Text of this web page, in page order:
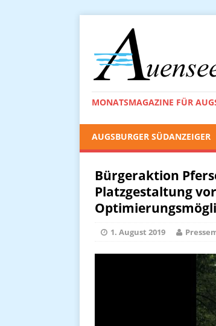
MONATSMAGAZINE FÜR
AUGSBURGER SÜDANZEIGER
Bürgeraktion
Platzgestaltung
1. August 2019